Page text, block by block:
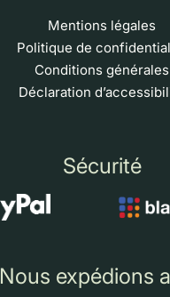
Mentions légales
Politique de
Conditions générales
Déclaration
Sécurité
Nous expédions